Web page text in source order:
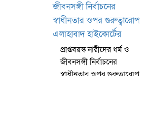
প্রাপ্তবয়স্ক নারীদের ধর্ম ও
জীবনসঙ্গী নির্বাচনের
স্বাধীনতার ওপর গুরুত্বারোপ